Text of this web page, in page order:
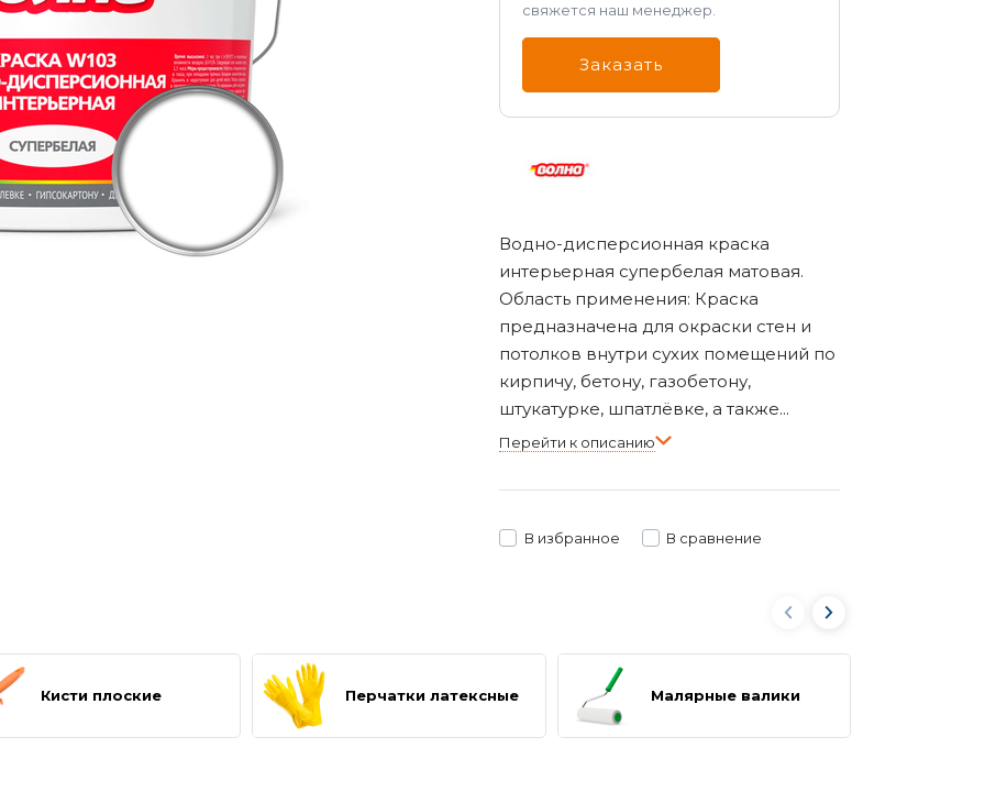
свяжется наш менеджер.
Заказать
Водно-дисперсионная краска
интерьерная супербелая матовая.
Область применения: Краска
предназначена для окраски стен и
потолков внутри сухих помещений по
кирпичу, бетону, газобетону,
штукатурке, шпатлёвке, а также...
Перейти к описанию
Кисти плоские Перчатки латексные Малярные валики